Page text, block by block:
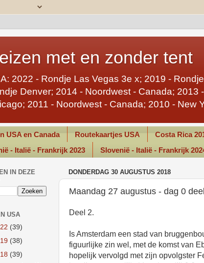
met en zonder tent
2022 - Rondje Las Vegas 3e x; 2019 -
Denver; 2014 - Noordwest - Canada;
2011 - Noordwest - Canada; 2010 - New
USA en Canada Routekaartjes USA Costa Rica
- Italië - Frankrijk 2023
Slovenië - Italië - Frankrijk
DONDERDAG 30 AUGUSTUS 2018
Maandag 27 augustus - dag 0
Deel 2.
Is Amsterdam een stad van
figuurlijke zin wel, met de komst van
hopelijk vervolgd met zijn opvolgster
IN DEZE
USA
(39)
(38)
(39)